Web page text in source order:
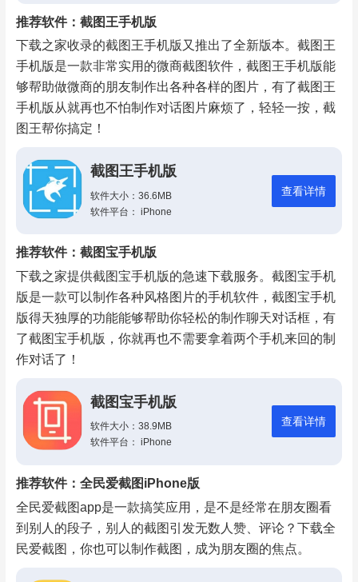
推荐软件：截图王手机版
下载之家收录的截图王手机版又推出了全新版本。截图王
手机版是一款非常实用的微商截图软件，截图王手机版能
够帮助做微商的朋友制作出各种各样的图片，有了截图王
手机版从就再也不怕制作对话图片麻烦了，轻轻一按，截
图王帮你搞定！
截图王手机版
软件大小：36.6MB
软件平台： iPhone
查看详情
推荐软件：截图宝手机版
下载之家提供截图宝手机版的急速下载服务。截图宝手机
版是一款可以制作各种风格图片的手机软件，截图宝手机
版得天独厚的功能能够帮助你轻松的制作聊天对话框，有
了截图宝手机版，你就再也不需要拿着两个手机来回的制
作对话了！
截图宝手机版
软件大小：38.9MB
软件平台： iPhone
查看详情
推荐软件：全民爱截图iPhone版
全民爱截图app是一款搞笑应用，是不是经常在朋友圈看
到别人的段子，别人的截图引发无数人赞、评论？下载全
民爱截图，你也可以制作截图，成为朋友圈的焦点。